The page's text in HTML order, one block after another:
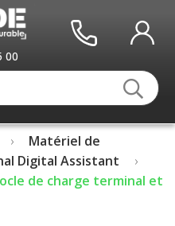
00
Matériel de
Digital Assistant
de charge terminal et